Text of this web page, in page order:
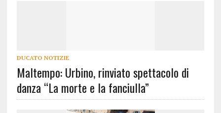
DUCATO NOTIZIE
Maltempo: Urbino, rinviato spettacolo di
danza “La morte e la fanciulla”